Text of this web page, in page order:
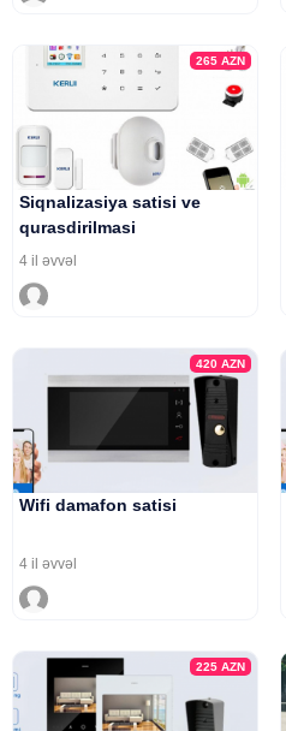
265AZN
Siqnalizasiya satisi ve
qurasdirilmasi
4 il əvvəl
420AZN
Wifi damafon satisi
4 il əvvəl
225AZN